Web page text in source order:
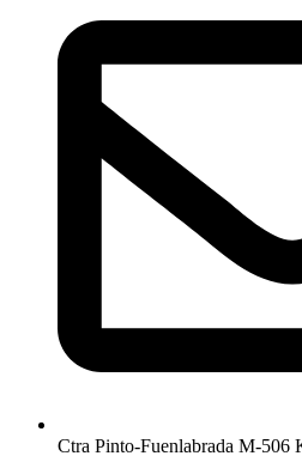
Ctra Pinto-Fuenlabrada M-506